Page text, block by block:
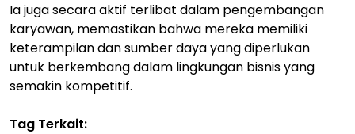
Ia juga secara aktif terlibat dalam pengembangan
karyawan, memastikan bahwa mereka memiliki
keterampilan dan sumber daya yang diperlukan
untuk berkembang dalam lingkungan bisnis yang
semakin kompetitif.
Tag Terkait: